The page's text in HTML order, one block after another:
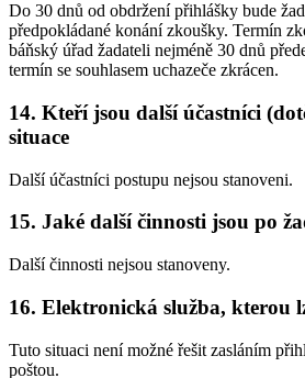
Do 30 dnů od obdržení přihlášky bude
předpokládané konání zkoušky. Termín
báňský úřad žadateli nejméně 30 dnů
termín se souhlasem uchazeče zkrácen.
14. Kteří jsou další účastníci
situace
Další účastníci postupu nejsou stanoveni.
15. Jaké další činnosti jsou po
Další činnosti nejsou stanoveny.
16. Elektronická služba, kterou
Tuto situaci není možné řešit zasláním
poštou.